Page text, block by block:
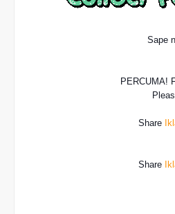
Sape
PERCUMA!
Share
Share